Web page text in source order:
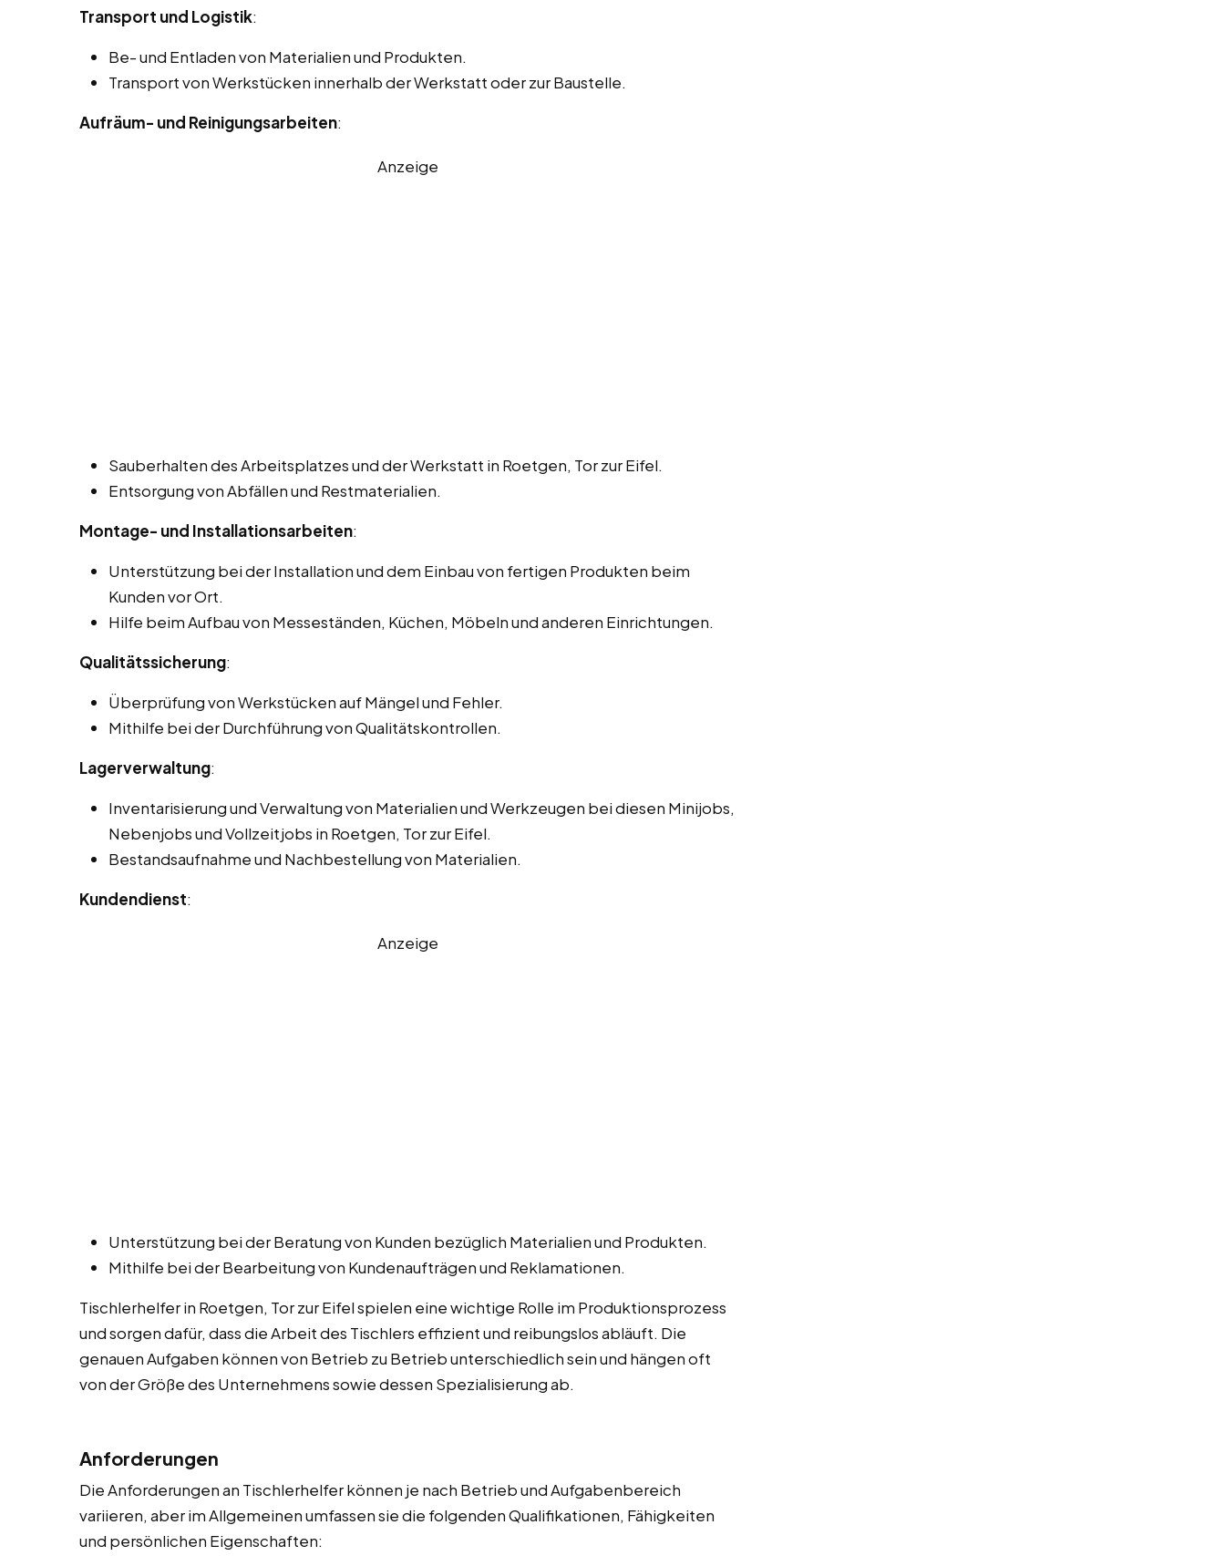
Transport und Logistik:
Be- und Entladen von Materialien und Produkten.
Transport von Werkstücken innerhalb der Werkstatt oder zur Baustelle.
Aufräum- und Reinigungsarbeiten:
Anzeige
Sauberhalten des Arbeitsplatzes und der Werkstatt in Roetgen, Tor zur Eifel.
Entsorgung von Abfällen und Restmaterialien.
Montage- und Installationsarbeiten:
Unterstützung bei der Installation und dem Einbau von fertigen Produkten beim
Kunden vor Ort.
Hilfe beim Aufbau von Messeständen, Küchen, Möbeln und anderen Einrichtungen.
Qualitätssicherung:
Überprüfung von Werkstücken auf Mängel und Fehler.
Mithilfe bei der Durchführung von Qualitätskontrollen.
Lagerverwaltung:
Inventarisierung und Verwaltung von Materialien und Werkzeugen bei diesen Minijobs,
Nebenjobs und Vollzeitjobs in Roetgen, Tor zur Eifel.
Bestandsaufnahme und Nachbestellung von Materialien.
Kundendienst:
Anzeige
Unterstützung bei der Beratung von Kunden bezüglich Materialien und Produkten.
Mithilfe bei der Bearbeitung von Kundenaufträgen und Reklamationen.
Tischlerhelfer in Roetgen, Tor zur Eifel spielen eine wichtige Rolle im Produktionsprozess
und sorgen dafür, dass die Arbeit des Tischlers effizient und reibungslos abläuft. Die
genauen Aufgaben können von Betrieb zu Betrieb unterschiedlich sein und hängen oft
von der Größe des Unternehmens sowie dessen Spezialisierung ab.
Anforderungen
Die Anforderungen an Tischlerhelfer können je nach Betrieb und Aufgabenbereich
variieren, aber im Allgemeinen umfassen sie die folgenden Qualifikationen, Fähigkeiten
und persönlichen Eigenschaften: